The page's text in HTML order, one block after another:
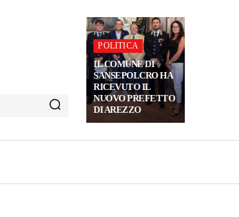
POLITICA
IL COMUNE DI
SANSEPOLCRO HA
RICEVUTO IL
NUOVO PREFETTO
DI AREZZO